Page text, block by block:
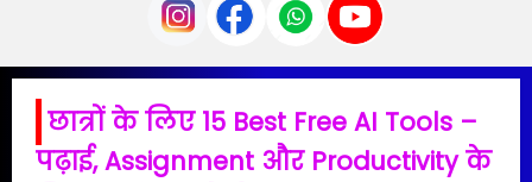
छात्रों के लिए 15 Best Free AI Tools –
पढ़ाई, Assignment और Productivity के